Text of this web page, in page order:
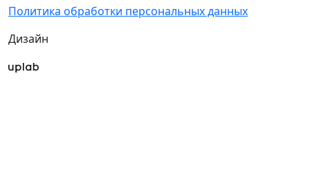
Политика обработки персональных данных
Дизайн